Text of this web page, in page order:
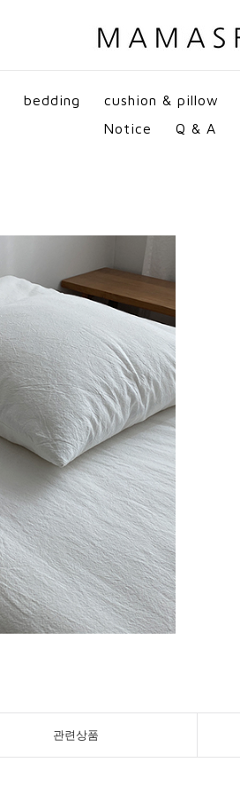
bedding cushion & pillow
Notice
Q & A
관련상품